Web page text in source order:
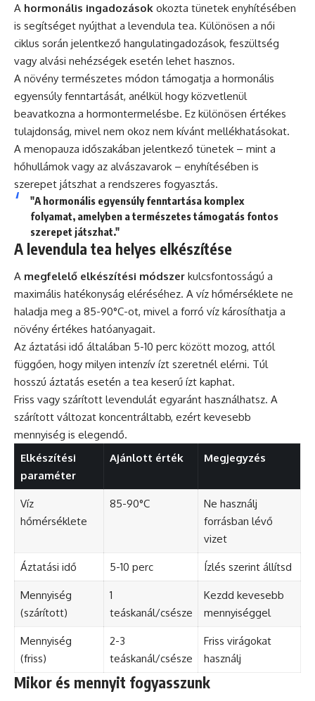
A hormonális ingadozások okozta tünetek enyhítésében
is segítséget nyújthat a levendula tea. Különösen a női
ciklus során jelentkező hangulatingadozások, feszültség
vagy alvási nehézségek esetén lehet hasznos.
A növény természetes módon támogatja a hormonális
egyensúly fenntartását, anélkül hogy közvetlenül
beavatkozna a hormontermelésbe. Ez különösen értékes
tulajdonság, mivel nem okoz nem kívánt mellékhatásokat.
A menopauza időszakában jelentkező tünetek – mint a
hőhullámok vagy az alvászavarok – enyhítésében is
szerepet játszhat a rendszeres fogyasztás.
"A hormonális egyensúly fenntartása komplex
folyamat, amelyben a természetes támogatás fontos
szerepet játszhat."
A levendula tea helyes elkészítése
A megfelelő elkészítési módszer kulcsfontosságú a
maximális hatékonyság eléréséhez. A víz hőmérséklete ne
haladja meg a 85-90°C-ot, mivel a forró víz károsíthatja a
növény értékes hatóanyagait.
Az áztatási idő általában 5-10 perc között mozog, attól
függően, hogy milyen intenzív ízt szeretnél elérni. Túl
hosszú áztatás esetén a tea keserű ízt kaphat.
Friss vagy szárított levendulát egyaránt használhatsz. A
szárított változat koncentráltabb, ezért kevesebb
mennyiség is elegendő.
Elkészítési
paraméter
Ajánlott érték Megjegyzés
Víz
hőmérséklete
85-90°C
Ne használj
forrásban lévő
vizet
Áztatási idő 5-10 perc Ízlés szerint állítsd
Mennyiség
(szárított)
1
teáskanál/csésze
Kezdd kevesebb
mennyiséggel
Mennyiség
(friss)
2-3
teáskanál/csésze
Friss virágokat
használj
Mikor és mennyit fogyasszunk